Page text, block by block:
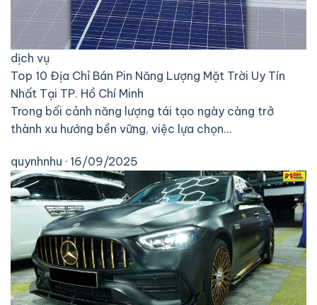
dịch vụ
Top 10 Địa Chỉ Bán Pin Năng Lượng Mặt Trời Uy Tín
Nhất Tại TP. Hồ Chí Minh
Trong bối cảnh năng lượng tái tạo ngày càng trở
thành xu hướng bền vững, việc lựa chọn…
quynhnhu · 16/09/2025